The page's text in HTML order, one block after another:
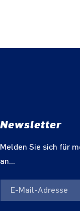
Newsletter
Melden Sie sich für
an...